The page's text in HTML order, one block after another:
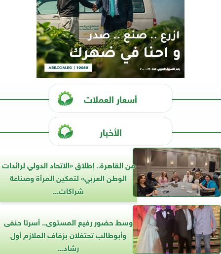
أسعار العملات
الأخبار
من القاهرة.. إطلاق «الاتحاد الدولي لرائدات
الوطن العربي» لتمكين المرأة وصناعة
شراكات...
وسط حضور رفيع المستوى.. أسرتا حنفى
وأبوطالب تحتفلان بزفاف الملازم أول
رشاد...